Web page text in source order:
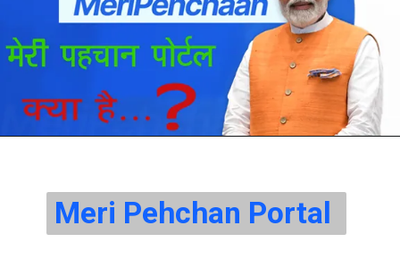
Meri Pehchan Portal